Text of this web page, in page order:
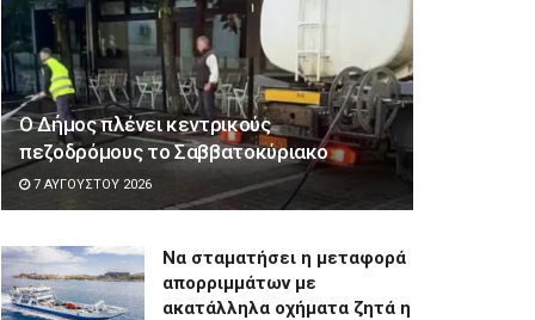
Ο Δήμος πλένει κεντρικούς
πεζοδρόμους το Σαββατοκύριακο
7 ΑΥΓΟΎΣΤΟΥ 2026
Να σταματήσει η μεταφορά
απορριμμάτων με
ακατάλληλα οχήματα ζητά η